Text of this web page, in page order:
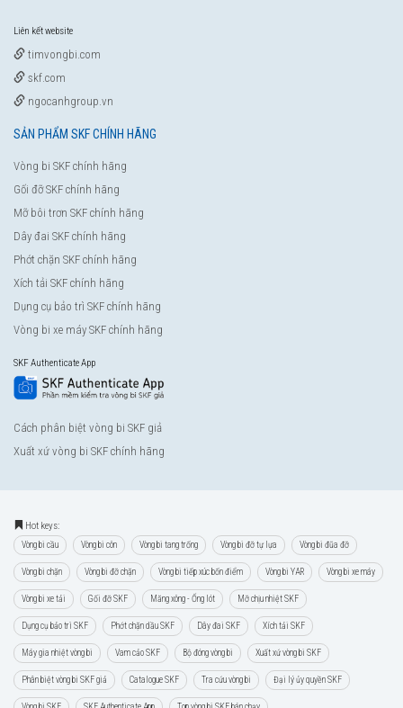
Liên kết website
timvongbi.com
skf.com
ngocanhgroup.vn
SẢN PHẨM SKF CHÍNH HÃNG
Vòng bi SKF chính hãng
Gối đỡ SKF chính hãng
Mỡ bôi trơn SKF chính hãng
Dây đai SKF chính hãng
Phớt chặn SKF chính hãng
Xích tải SKF chính hãng
Dụng cụ bảo trì SKF chính hãng
Vòng bi xe máy SKF chính hãng
SKF Authenticate App
Cách phân biệt vòng bi SKF giả
Xuất xứ vòng bi SKF chính hãng
Hot keys:
Vòng bi cầu Vòng bi côn Vòng bi tang trống Vòng bi đỡ tự lựa Vòng bi đũa đỡ
Vòng bi chặn Vòng bi đỡ chặn Vòng bi tiếp xúc bốn điểm Vòng bi YAR Vòng bi xe máy
Vòng bi xe tải Gối đỡ SKF Măng xông - Ống lót Mỡ chịu nhiệt SKF
Dụng cụ bảo trì SKF Phớt chặn dầu SKF Dây đai SKF Xích tải SKF
Máy gia nhiệt vòng bi Vam cảo SKF Bộ đóng vòng bi Xuất xứ vòng bi SKF
Phân biệt vòng bi SKF giả Catalogue SKF Tra cứu vòng bi Đại lý ủy quyền SKF